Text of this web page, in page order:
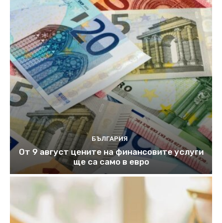
БЪЛГАРИЯ
От 9 август цените на финансовите услуги
ще са само в евро